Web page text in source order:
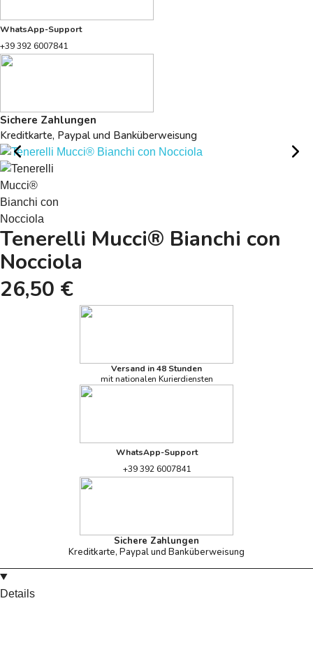
WhatsApp-Support
+39 392 6007841
Sichere Zahlungen
Kreditkarte, Paypal und Banküberweisung
Tenerelli Mucci® Bianchi con
Nocciola
26,50 €
Versand in 48 Stunden
mit nationalen Kurierdiensten
WhatsApp-Support
+39 392 6007841
Sichere Zahlungen
Kreditkarte, Paypal und Banküberweisung
Details